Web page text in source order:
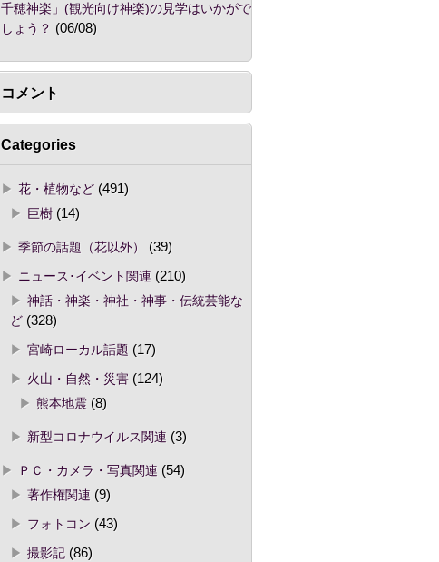
千穂神楽」(観光向け神楽)の見学はいかがで
しょう？ (06/08)
コメント
Categories
花・植物など(491)
巨樹(14)
季節の話題（花以外）
(39)
ニュース･イベント関連 (210)
神話・神楽・神社・神事・伝統芸能な
ど(328)
宮崎ローカル話題 (17)
火山・自然・災害(124)
熊本地震(8)
新型コロナウイルス関連 (3)
ＰＣ・カメラ・写真関連 (54)
著作権関連 (9)
フォトコン (43)
撮影記(86)